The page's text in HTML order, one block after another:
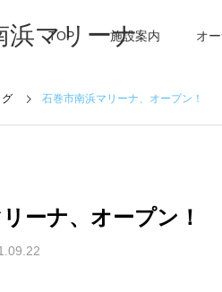
浜マリーナ
TOP 施設案内 オ
グ 石巻市南浜マリーナ、オープン！
ーナ、オープン！